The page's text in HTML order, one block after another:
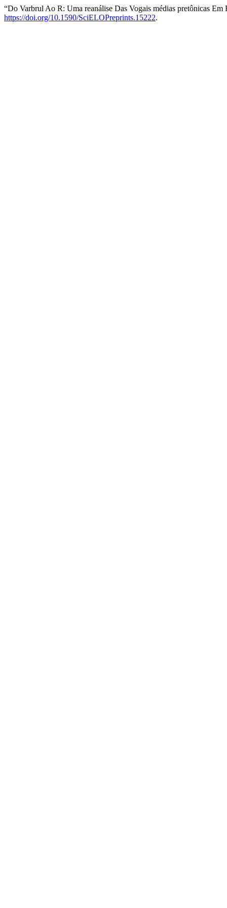
“Do Varbrul Ao R: Uma reanálise Das Vogais médias pretônicas
https://doi.org/10.1590/SciELOPreprints.15222.